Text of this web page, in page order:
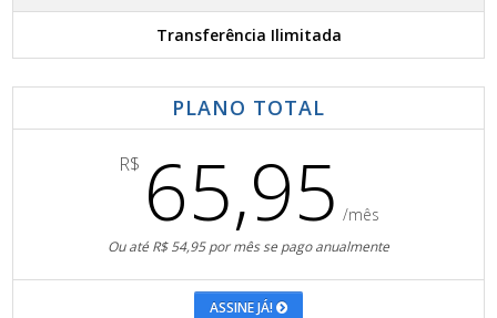
Transferência Ilimitada
PLANO TOTAL
R$ 65,95 /mês
Ou até R$ 54,95 por mês se pago anualmente
ASSINE JÁ!